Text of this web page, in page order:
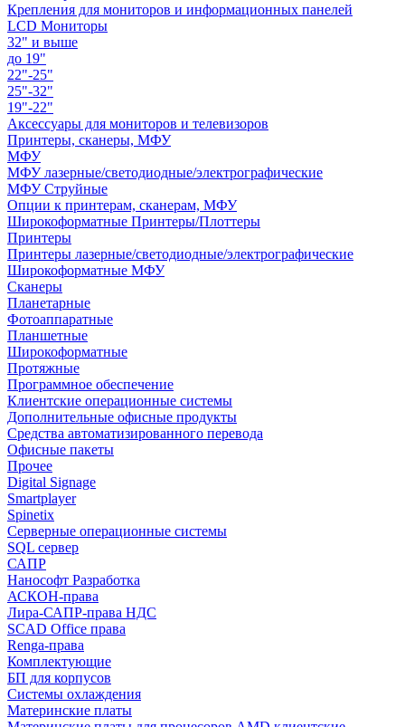
Крепления для мониторов и информационных панелей
LCD Мониторы
32" и выше
до 19"
22"-25"
25"-32"
19"-22"
Аксессуары для мониторов и телевизоров
Принтеры, сканеры, МФУ
МФУ
МФУ лазерные/светодиодные/электрографические
МФУ Струйные
Опции к принтерам, сканерам, МФУ
Широкоформатные Принтеры/Плоттеры
Принтеры
Принтеры лазерные/светодиодные/электрографические
Широкоформатные МФУ
Сканеры
Планетарные
Фотоаппаратные
Планшетные
Широкоформатные
Протяжные
Программное обеспечение
Клиентские операционные системы
Дополнительные офисные продукты
Средства автоматизированного перевода
Офисные пакеты
Прочее
Digital Signage
Smartplayer
Spinetix
Серверные операционные системы
SQL сервер
САПР
Нанософт Разработка
АСКОН-права
Лира-САПР-права НДС
SCAD Office права
Renga-права
Комплектующие
БП для корпусов
Системы охлаждения
Материнские платы